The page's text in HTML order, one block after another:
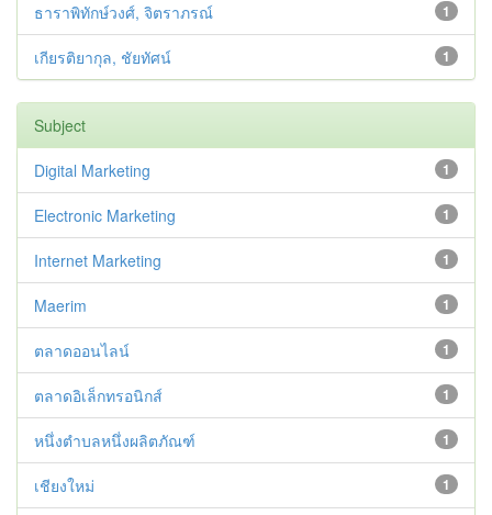
1
ธาราพิทักษ์วงศ์, จิตราภรณ์
1
เกียรติยากุล, ชัยทัศน์
Subject
1
Digital Marketing
1
Electronic Marketing
1
Internet Marketing
1
Maerim
1
ตลาดออนไลน์
1
ตลาดอิเล็กทรอนิกส์
1
หนึ่งตำบลหนึ่งผลิตภัณฑ์
1
เชียงใหม่